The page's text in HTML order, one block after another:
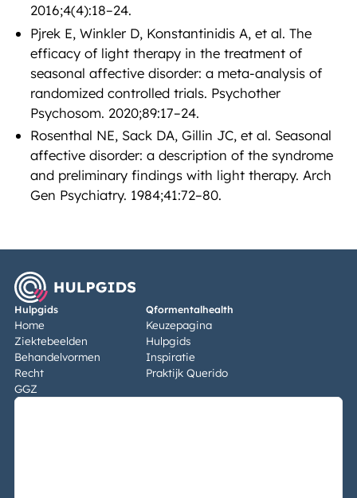
2016;4(4):18–24.
Pjrek E, Winkler D, Konstantinidis A, et al. The
efficacy of light therapy in the treatment of
seasonal affective disorder: a meta-analysis of
randomized controlled trials. Psychother
Psychosom. 2020;89:17–24.
Rosenthal NE, Sack DA, Gillin JC, et al. Seasonal
affective disorder: a description of the syndrome
and preliminary findings with light therapy. Arch
Gen Psychiatry. 1984;41:72–80.
Hulpgids
Home
Ziektebeelden
Behandelvormen
Recht
GGZ
Qformentalhealth
Keuzepagina
Hulpgids
Inspiratie
Praktijk Querido